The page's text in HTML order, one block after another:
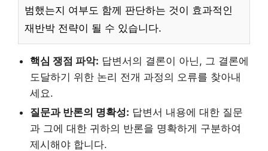
범했는지 여부도 함께 판단하는 것이 효과적인
재반박 전략이 될 수 있습니다.
핵심 쟁점 파악: 답변서의 결론이 아닌, 그 결론에
도달하기 위한 논리 전개 과정의 오류를 찾아내
세요.
질문과 반론의 명확성: 답변서 내용에 대한 질문
과 그에 대한 귀하의 반론을 명확하게 구분하여
제시해야 합니다.